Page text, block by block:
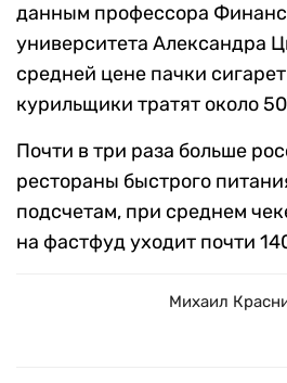
данным профессора
университета Александра
средней цене пачки
курильщики тратят около
Почти в три раза больше
рестораны быстрого
подсчетам, при среднем
на фастфуд уходит почти
Михаил